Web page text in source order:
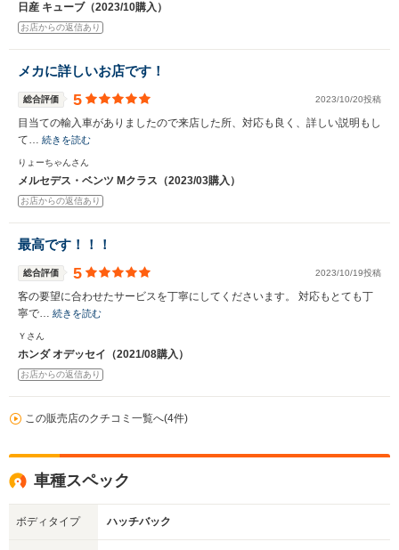
日産 キューブ（2023/10購入）
お店からの返信あり
メカに詳しいお店です！
総合評価 5 2023/10/20投稿
目当ての輸入車がありましたので来店した所、対応も良く、詳しい説明もし
て… 続きを読む
りょーちゃんさん
メルセデス・ベンツ Mクラス（2023/03購入）
お店からの返信あり
最高です！！！
総合評価 5 2023/10/19投稿
客の要望に合わせたサービスを丁寧にしてくださいます。 対応もとても丁
寧で… 続きを読む
Ｙさん
ホンダ オデッセイ（2021/08購入）
お店からの返信あり
この販売店のクチコミ一覧へ(4件)
車種スペック
ボディタイプ ハッチバック